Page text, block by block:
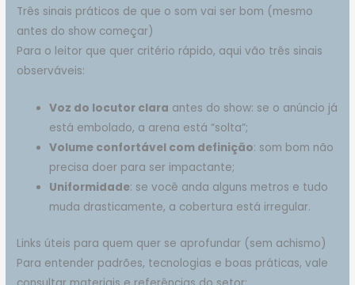
Três sinais práticos de que o som vai ser bom (mesmo
antes do show começar)
Para o leitor que quer critério rápido, aqui vão três sinais
observáveis:
Voz do locutor clara antes do show: se o anúncio já
está embolado, a arena está “solta”;
Volume confortável com definição: som bom não
precisa doer para ser impactante;
Uniformidade: se você anda alguns metros e tudo
muda drasticamente, a cobertura está irregular.
Links úteis para quem quer se aprofundar (sem achismo)
Para entender padrões, tecnologias e boas práticas, vale